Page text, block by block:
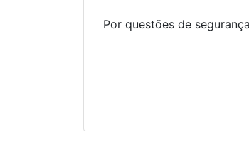
Por questões de